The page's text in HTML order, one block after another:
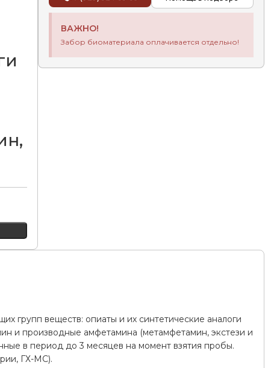
ВАЖНО!
Забор биоматериала оплачивается отдельно!
групп веществ: опиаты и их синтетические аналоги
и производные амфетамина (метамфетамин, экстези и
в период до 3 месяцев на момент взятия пробы.
ГХ-МС).